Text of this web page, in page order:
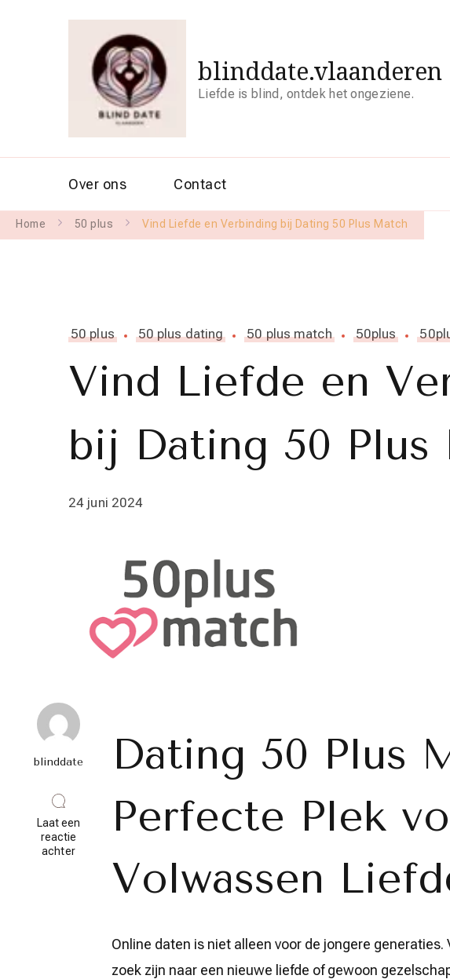
blinddate.vlaanderen
Liefde is blind, ontdek het ongeziene.
Over ons Contact
Home 50 plus Vind Liefde en Verbinding bij Dating 50 Plus Match
50 plus 50 plus dating 50 plus match 50plus
Vind Liefde en
bij Dating 50 Plus
24 juni 2024
blinddate
Laat een
reactie
achterop
Dating 50 Plus
Perfecte Plek
Volwassen
Online daten is niet alleen voor de jongere generaties.
zoek zijn naar een nieuwe liefde of gewoon